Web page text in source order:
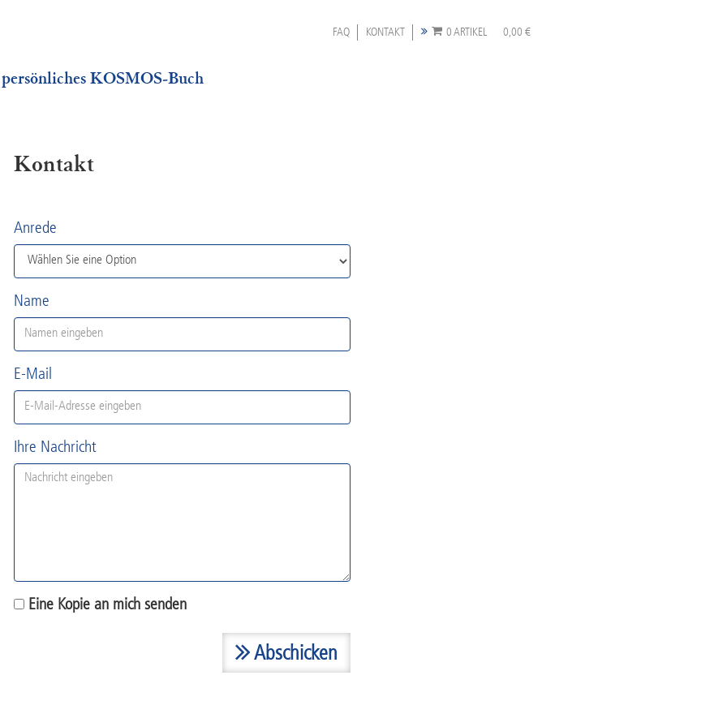
KOSMOS-Buch
FAQ KONTAKT 0 ARTIKEL 0,00 €
Kontakt
Anrede
Name
E-Mail
Ihre Nachricht
Eine Kopie an mich senden
Abschicken